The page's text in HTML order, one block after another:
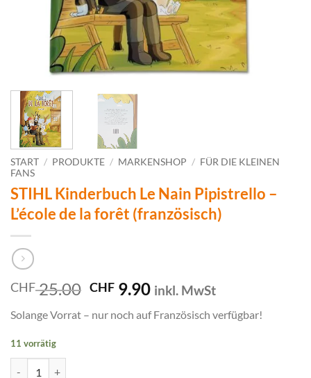
START / PRODUKTE / MARKENSHOP / FÜR DIE KLEINEN
FANS
STIHL Kinderbuch Le Nain Pipistrello –
L’école de la forêt (französisch)
CHF25.00 Ursprünglicher
war:
CHF 9.90Aktueller
ist:
inkl. MwSt
Solange Vorrat – nur noch auf Französisch verfügbar!
11 vorrätig